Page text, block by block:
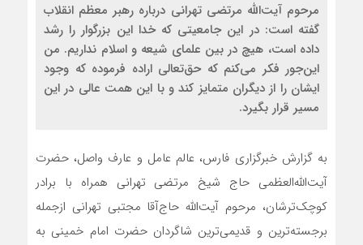
مرحوم آیت‌الله مرتضی تهرانی درباره رهبر معظم انقلاب
گفته است: در این جامعیتی که خدا این بزرگوار را رشد
داده است، هیچ در بین علمای شیعه و اسلام نداریم. من
این‌جور فکر می‌کنم که حق‌تعالی اراده فرموده که وجود
ایشان را از دیگران متمایز کند و با این همت عالی در این
مسیر قرار بگیرد.
به گزارش خبرگزاری فارس، عالم عامل و عارف واصل، حضرت
آیت‌الله‌العظمی حاج شیخ مرتضی تهرانی همراه با برادر
کوچک‌ترشان، مرحوم آیت‌الله حاج‌آقا مجتبی تهرانی ازجمله
برجسته‌ترین و قدیمی‌ترین شاگردان حضرت امام خمینی به